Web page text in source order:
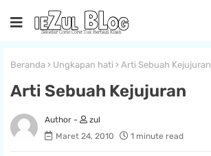
Beranda Ungkapan hati Arti Sebuah Kejujuran
Arti Sebuah Kejujuran
zul
Maret 24, 2010
1 minute read